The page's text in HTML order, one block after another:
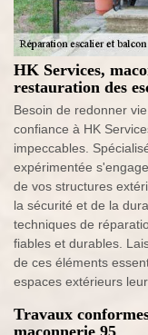
HK Services,
restauration des
Besoin de redonner
confiance à HK
impeccables.
expérimentée
de vos structures
la sécurité et de la
techniques de
fiables et durables.
de ces éléments
espaces extérieurs
Travaux